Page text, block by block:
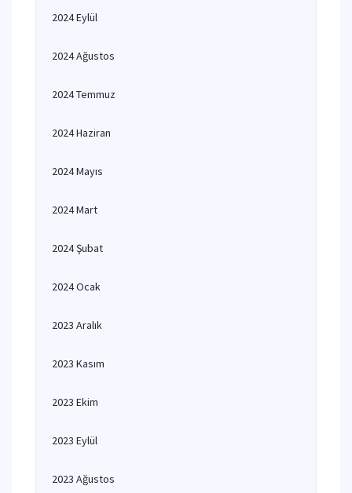
2024 Eylül
2024 Ağustos
2024 Temmuz
2024 Haziran
2024 Mayıs
2024 Mart
2024 Şubat
2024 Ocak
2023 Aralık
2023 Kasım
2023 Ekim
2023 Eylül
2023 Ağustos